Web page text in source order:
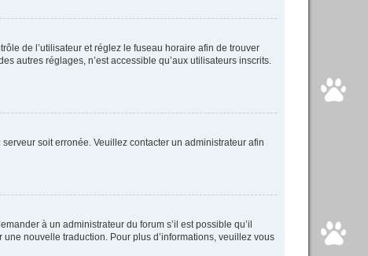
de l’utilisateur et réglez le fuseau horaire afin de trouver
autres réglages, n’est accessible qu’aux utilisateurs inscrits.
soit erronée. Veuillez contacter un administrateur afin
à un administrateur du forum s’il est possible qu’il
nouvelle traduction. Pour plus d’informations, veuillez vous